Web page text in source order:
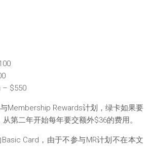
– $550
Membership Rewards计划，绿卡如果要
第二年开始每年要交额外$36的费用。
Card，由于不参与MR计划不在本文